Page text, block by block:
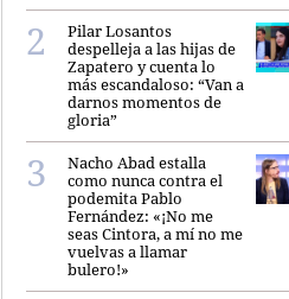
Pilar Losantos
despelleja a las hijas de
Zapatero y cuenta lo
más escandaloso: “Van a
darnos momentos de
gloria”
Nacho Abad estalla
como nunca contra el
podemita Pablo
Fernández: «¡No me
seas Cintora, a mí no me
vuelvas a llamar
bulero!»